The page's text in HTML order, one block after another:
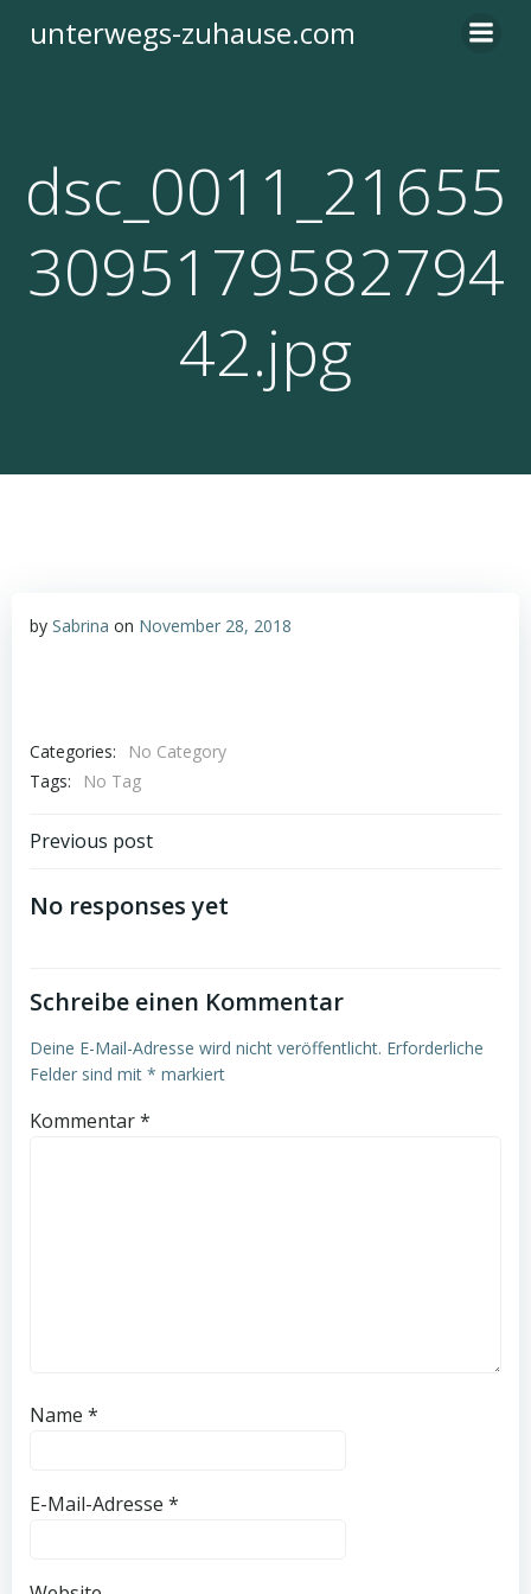
Inhalt
unterwegs-zuhause.com
dsc_0011_21655
3095179582794
42.jpg
by Sabrina on November 28, 2018
Categories:
No Category
Tags:
No Tag
Post
navigation
Previous post
No responses yet
Schreibe einen Kommentar
Deine E-Mail-Adresse wird nicht veröffentlicht. Erforderliche
Felder sind mit * markiert
Kommentar*
Name *
E-Mail-Adresse *